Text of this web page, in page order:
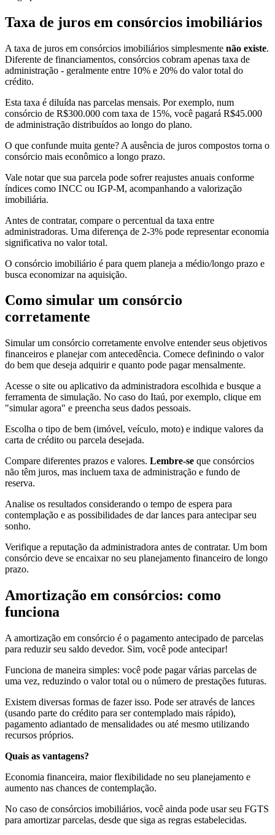
Taxa de juros em consórcios imobiliários
A taxa de juros em consórcios imobiliários simplesmente não existe.
Diferente de financiamentos, consórcios cobram apenas taxa de
administração - geralmente entre 10% e 20% do valor total do
crédito.
Esta taxa é diluída nas parcelas mensais. Por exemplo, num
consórcio de R$300.000 com taxa de 15%, você pagará R$45.000
de administração distribuídos ao longo do plano.
O que confunde muita gente? A ausência de juros compostos torna o
consórcio mais econômico a longo prazo.
Vale notar que sua parcela pode sofrer reajustes anuais conforme
índices como INCC ou IGP-M, acompanhando a valorização
imobiliária.
Antes de contratar, compare o percentual da taxa entre
administradoras. Uma diferença de 2-3% pode representar economia
significativa no valor total.
O consórcio imobiliário é para quem planeja a médio/longo prazo e
busca economizar na aquisição.
Como simular um consórcio
corretamente
Simular um consórcio corretamente envolve entender seus objetivos
financeiros e planejar com antecedência. Comece definindo o valor
do bem que deseja adquirir e quanto pode pagar mensalmente.
Acesse o site ou aplicativo da administradora escolhida e busque a
ferramenta de simulação. No caso do Itaú, por exemplo, clique em
"simular agora" e preencha seus dados pessoais.
Escolha o tipo de bem (imóvel, veículo, moto) e indique valores da
carta de crédito ou parcela desejada.
Compare diferentes prazos e valores. Lembre-se que consórcios
não têm juros, mas incluem taxa de administração e fundo de
reserva.
Analise os resultados considerando o tempo de espera para
contemplação e as possibilidades de dar lances para antecipar seu
sonho.
Verifique a reputação da administradora antes de contratar. Um bom
consórcio deve se encaixar no seu planejamento financeiro de longo
prazo.
Amortização em consórcios: como
funciona
A amortização em consórcio é o pagamento antecipado de parcelas
para reduzir seu saldo devedor. Sim, você pode antecipar!
Funciona de maneira simples: você pode pagar várias parcelas de
uma vez, reduzindo o valor total ou o número de prestações futuras.
Existem diversas formas de fazer isso. Pode ser através de lances
(usando parte do crédito para ser contemplado mais rápido),
pagamento adiantado de mensalidades ou até mesmo utilizando
recursos próprios.
Quais as vantagens?
Economia financeira, maior flexibilidade no seu planejamento e
aumento nas chances de contemplação.
No caso de consórcios imobiliários, você ainda pode usar seu FGTS
para amortizar parcelas, desde que siga as regras estabelecidas.